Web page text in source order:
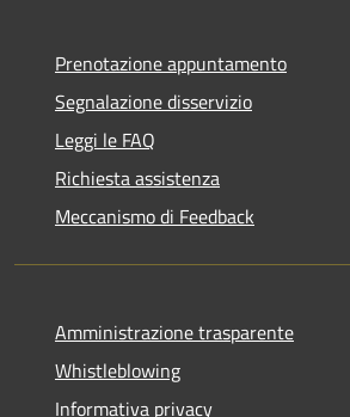
Prenotazione appuntamento
Segnalazione disservizio
Leggi le FAQ
Richiesta assistenza
Meccanismo di Feedback
Amministrazione trasparente
Whistleblowing
Informativa privacy